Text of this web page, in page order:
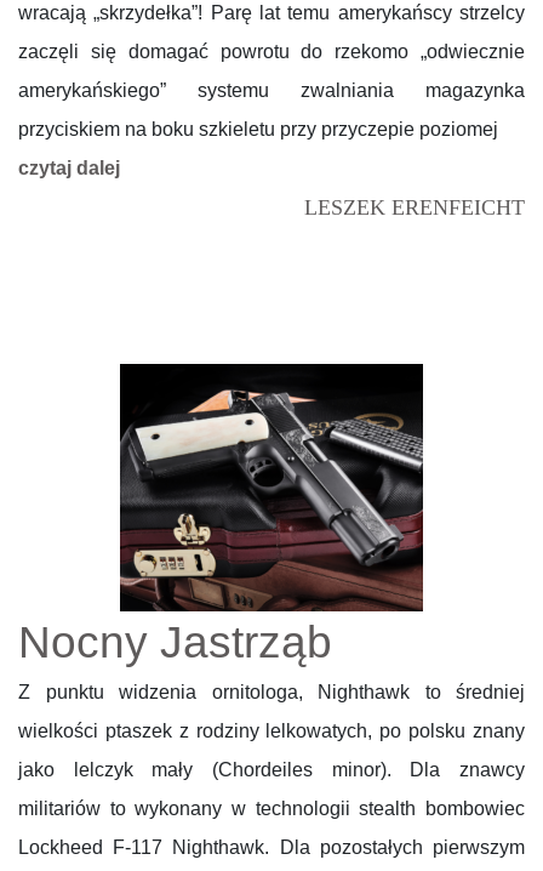
wracają „skrzydełka”! Parę lat temu amerykańscy strzelcy
zaczęli się domagać powrotu do rzekomo „odwiecznie
amerykańskiego” systemu zwalniania magazynka
przyciskiem na boku szkieletu przy przyczepie poziomej
czytaj dalej
LESZEK ERENFEICHT
Nocny Jastrząb
Z punktu widzenia ornitologa, Nighthawk to średniej
wielkości ptaszek z rodziny lelkowatych, po polsku znany
jako lelczyk mały (Chordeiles minor). Dla znawcy
militariów to wykonany w technologii stealth bombowiec
Lockheed F-117 Nighthawk. Dla pozostałych pierwszym